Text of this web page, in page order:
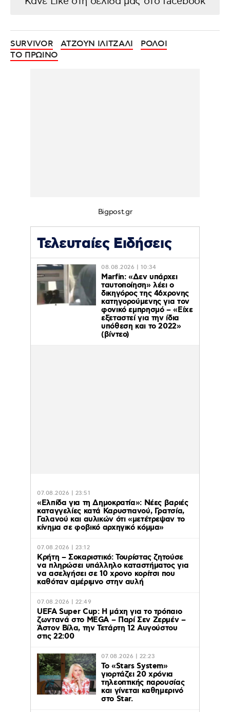
SURVIVOR ΑΤΖΟΥΝ ΙΛΙΤΖΑΛΙ
ΡΟΛΟΙ
ΤΟ ΠΡΩΙΝΟ
Bigpost.gr
Τελευταίες Ειδήσεις
08.08.2026 | 10:34
Marfin: «Δεν υπάρχει
ταυτοποίηση» λέει ο
δικηγόρος της 46χρονης
κατηγορούμενης για τον
φονικό εμπρησμό – «Είχε
εξεταστεί για την ίδια
υπόθεση και το 2022»
(βίντεο)
07.08.2026 | 23:51
«Ελπίδα για τη Δημοκρατία»: Νέες βαριές
καταγγελίες κατά Καρυστιανού, Γρατσία,
Γαλανού και αυλικών ότι «μετέτρεψαν το
κίνημα σε φοβικό αρχηγικό κόμμα»
07.08.2026 | 23:12
Κρήτη – Σοκαριστικό: Τουρίστας ζητούσε
να πληρώσει υπάλληλο καταστήματος για
να ασελγήσει σε 10 χρονο κορίτσι που
καθόταν αμέριμνο στην αυλή
07.08.2026 | 22:49
UEFA Super Cup: Η μάχη για το τρόπαιο
ζωντανά στο MEGA – Παρί Σεν Ζερμέν –
Άστον Βίλα, την Τετάρτη 12 Αυγούστου
στις 22:00
07.08.2026 | 22:23
Το «Stars System»
γιορτάζει 20 χρόνια
τηλεοπτικής παρουσίας
και γίνεται καθημερινό
στο Star.